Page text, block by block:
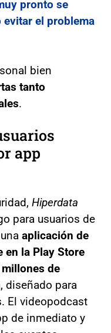
pronto se
el problema
bien
tanto
.
app
Hiperdata
para usuarios de
aplicación de
en la Play Store
de
diseñado para
El videopodcast
de inmediato y